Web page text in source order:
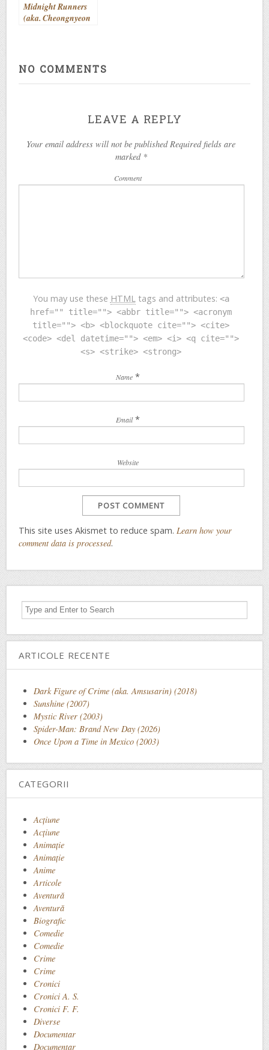
Midnight Runners
(aka. Cheongnyeon
NO COMMENTS
LEAVE A REPLY
Your email address will not be published Required fields are
marked *
Comment
You may use these HTMLtags and attributes: <a
href="" title=""> <abbr title=""> <acronym
title=""> <b> <blockquote cite=""> <cite>
<code> <del datetime=""> <em> <i> <q cite="">
<s> <strike> <strong>
Name *
Email *
Website
This site uses Akismet to reduce spam. Learn how your
comment data is processed.
ARTICOLE RECENTE
Dark Figure of Crime (aka. Amsusarin) (2018)
Sunshine (2007)
Mystic River (2003)
Spider-Man: Brand New Day (2026)
Once Upon a Time in Mexico (2003)
CATEGORII
Acţiune
Acțiune
Animaţie
Animație
Anime
Articole
Aventură
Aventură
Biografic
Comedie
Comedie
Crime
Crime
Cronici
Cronici A. S.
Cronici F. F.
Diverse
Documentar
Documentar